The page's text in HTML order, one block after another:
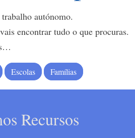
autónomo.
encontrar tudo o que procuras.
Escolas Famílias
Recursos